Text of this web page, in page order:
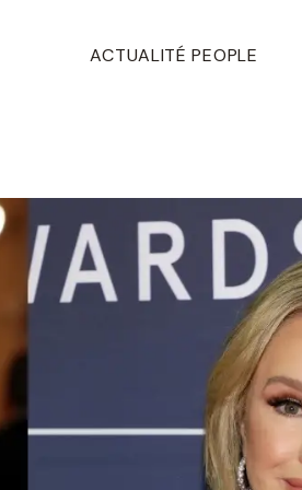
ACTUALITÉ PEOPLE